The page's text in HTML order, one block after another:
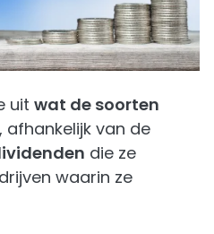
uit wat de soorten
afhankelijk van de
die ze
waarin ze